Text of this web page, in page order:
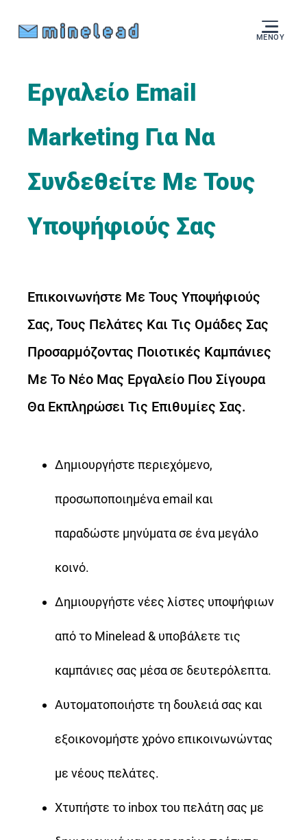
ΜΕΝΟΎ
Εργαλείο Email
Marketing Για Να
Συνδεθείτε Με Τους
Υποψήφιούς Σας
Επικοινωνήστε Με Τους Υποψήφιούς
Σας, Τους Πελάτες Και Τις Ομάδες Σας
Προσαρμόζοντας Ποιοτικές Καμπάνιες
Με Το Νέο Μας Εργαλείο Που Σίγουρα
Θα Εκπληρώσει Τις Επιθυμίες Σας.
Δημιουργήστε περιεχόμενο,
προσωποποιημένα email και
παραδώστε μηνύματα σε ένα μεγάλο
κοινό.
Δημιουργήστε νέες λίστες υποψήφιων
από το Minelead & υποβάλετε τις
καμπάνιες σας μέσα σε δευτερόλεπτα.
Αυτοματοποιήστε τη δουλειά σας και
εξοικονομήστε χρόνο επικοινωνώντας
με νέους πελάτες.
Χτυπήστε το inbox του πελάτη σας με